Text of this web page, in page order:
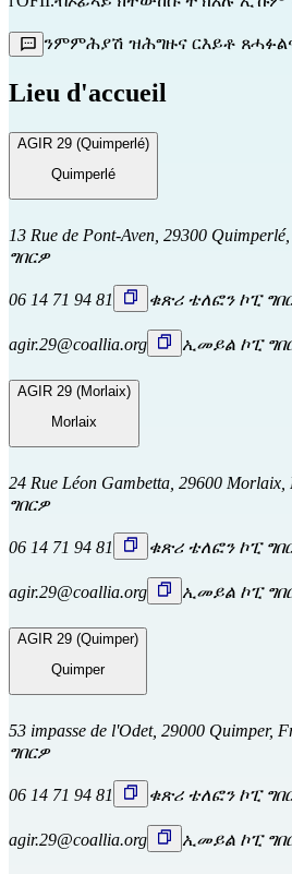
ንምምሕያሽ ዝሕግዙና ርእይቶ
Lieu d'accueil
AGIR 29 (Quimperlé)
Quimperlé
13 Rue de Pont-Aven, 29300
ግበርዎ
06 14 71 94 81 ቁጽሪ ቴለፎን ኮፒ
agir.29@coallia.org ኢመይል ኮፒ
AGIR 29 (Morlaix)
Morlaix
24 Rue Léon Gambetta, 29600 Morlaix,
ግበርዎ
06 14 71 94 81 ቁጽሪ ቴለፎን ኮፒ
agir.29@coallia.org ኢመይል ኮፒ
AGIR 29 (Quimper)
Quimper
53 impasse de l'Odet, 29000 Quimper,
ግበርዎ
06 14 71 94 81 ቁጽሪ ቴለፎን ኮፒ
agir.29@coallia.org ኢመይል ኮፒ